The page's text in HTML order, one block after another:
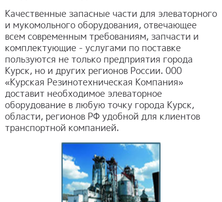
Качественные запасные части для элеваторного
и мукомольного оборудования, отвечающее
всем современным требованиям, запчасти и
комплектующие - услугами по поставке
пользуются не только предприятия города
Курск, но и других регионов России. 000
«Курская Резинотехническая Компания»
доставит необходимое элеваторное
оборудование в любую точку города Курск,
области, регионов РФ удобной для клиентов
транспортной компанией.